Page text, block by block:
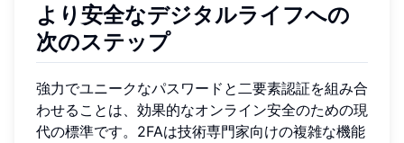
より安全なデジタルライフへの
次のステップ
強力でユニークなパスワードと二要素認証を組み合
わせることは、効果的なオンライン安全のための現
代の標準です。2FAは技術専門家向けの複雑な機能